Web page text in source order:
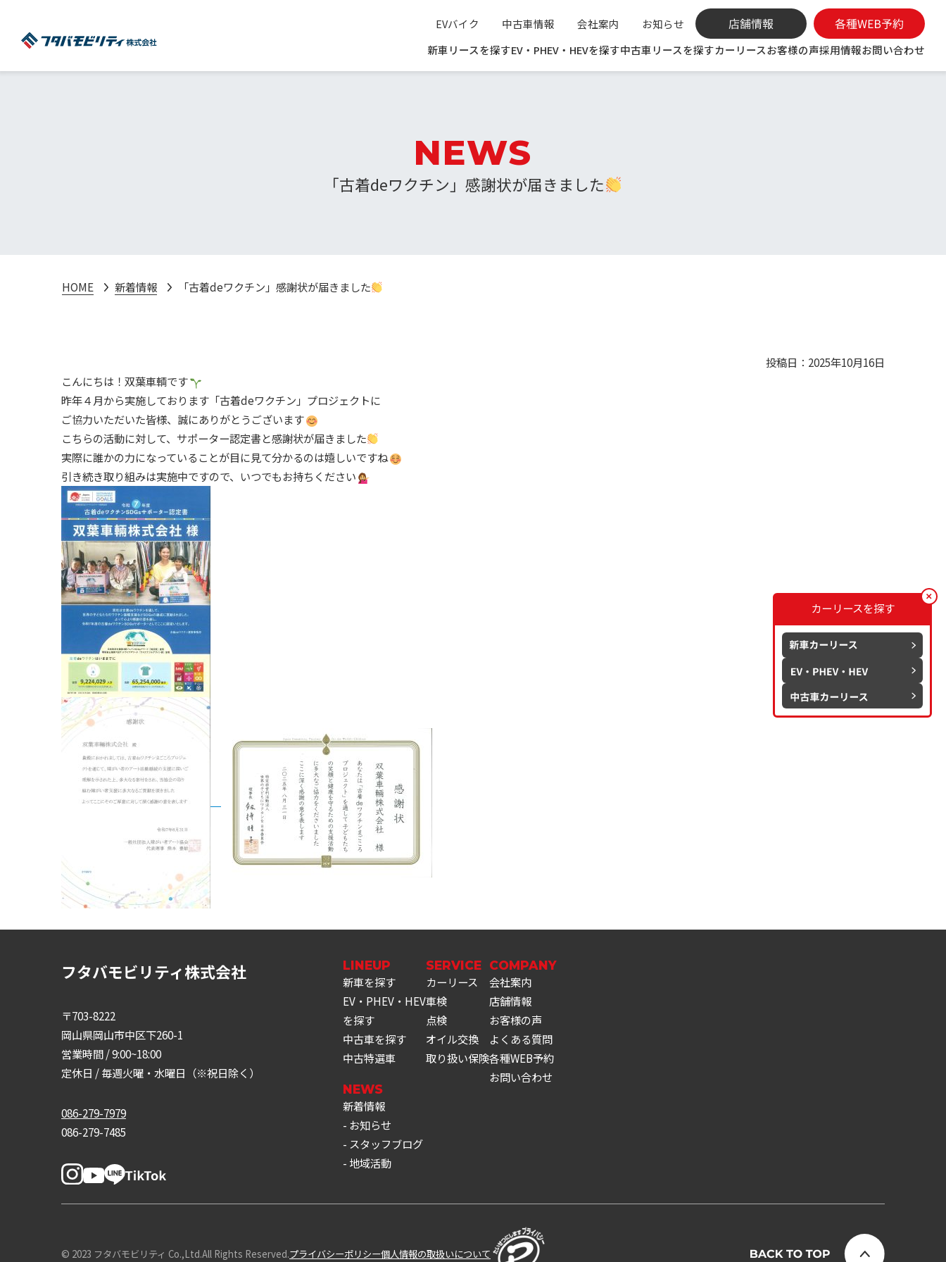
EVバイク 中古車情報 会社案内
お知らせ
新車リースを探すEV・PHEV・HEVを探す中古車リースを探すカーリースお客様の声採用情報お問い合わせ
NEWS
「古着deワクチン」感謝状が届きました
HOME 新着情報 「古着deワクチン」感謝状が届きました
投稿日：2025年10月16日
こんにちは！双葉車輌です
昨年４月から実施しております「古着deワクチン」プロジェクトに
ご協力いただいた皆様、誠にありがとうございます
こちらの活動に対して、サポーター認定書と感謝状が届きました
実際に誰かの力になっていることが目に見て分かるのは嬉しいですね
引き続き取り組みは実施中ですので、いつでもお持ちください
フタバモビリティ株式会社
〒703-8222
岡山県岡山市中区下260-1
営業時間 / 9:00~18:00
定休日 / 毎週火曜・水曜日（※祝日除く）
086-279-7979
086-279-7485
LINEUP
新車を探す
EV・PHEV・HEV
を探す
中古車を探す
中古特選車
NEWS
新着情報
お知らせ
スタッフブログ
地域活動
SERVICE
カーリース
車検
点検
オイル交換
取り扱い保険
COMPANY
会社案内
店舗情報
お客様の声
よくある質問
各種WEB予約
お問い合わせ
© 2023 フタバモビリティ Co.,Ltd.All Rights Reserved.プライバシーポリシー個人情報の取扱いについて
カーリースを探す